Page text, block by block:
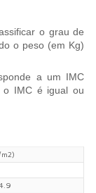
o grau de
o peso (em Kg)
a um IMC
o IMC é igual ou